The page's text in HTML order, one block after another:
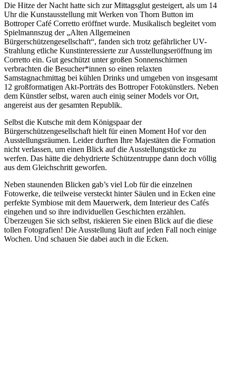
Die Hitze der Nacht hatte sich zur Mittagsglut gesteigert, als um 14
Uhr die Kunstausstellung mit Werken von Thorn Button im
Bottroper Café Corretto eröffnet wurde. Musikalisch begleitet vom
Spielmannszug der „Alten Allgemeinen
Bürgerschützengesellschaft“, fanden sich trotz gefährlicher UV-
Strahlung etliche Kunstinteressierte zur Ausstellungseröffnung im
Corretto ein. Gut geschützt unter großen Sonnenschirmen
verbrachten die Besucher*innen so einen relaxten
Samstagnachmittag bei kühlen Drinks und umgeben von insgesamt
12 großformatigen Akt-Porträts des Bottroper Fotokünstlers. Neben
dem Künstler selbst, waren auch einig seiner Models vor Ort,
angereist aus der gesamten Republik.
Selbst die Kutsche mit dem Königspaar der
Bürgerschützengesellschaft hielt für einen Moment Hof vor den
Ausstellungsräumen. Leider durften Ihre Majestäten die Formation
nicht verlassen, um einen Blick auf die Ausstellungstücke zu
werfen. Das hätte die dehydrierte Schützentruppe dann doch völlig
aus dem Gleichschritt geworfen.
Neben staunenden Blicken gab’s viel Lob für die einzelnen
Fotowerke, die teilweise versteckt hinter Säulen und in Ecken eine
perfekte Symbiose mit dem Mauerwerk, dem Interieur des Cafés
eingehen und so ihre individuellen Geschichten erzählen.
Überzeugen Sie sich selbst, riskieren Sie einen Blick auf die diese
tollen Fotografien! Die Ausstellung läuft auf jeden Fall noch einige
Wochen. Und schauen Sie dabei auch in die Ecken.